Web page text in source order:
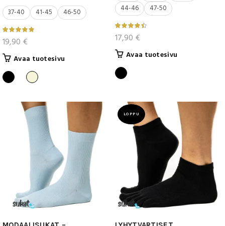
37-40 41-45 46-50
19,90 €
Avaa tuotesivu
muunnelma.
Voit
tehdä
valinnat
tuotteen
sivulla.
44-46
47-50
17,90 €
Avaa tuotesivu
muunnelma.
Voit
tehdä
valinnat
tuotteen
sivulla.
LOPPU